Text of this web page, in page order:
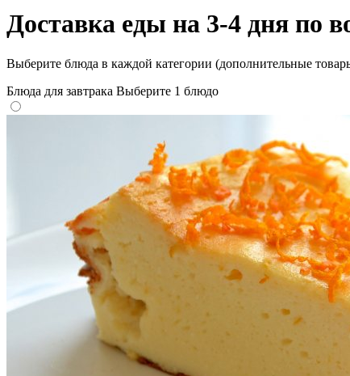
Доставка еды на 3-4 дня по
Выберите блюда в каждой категории (дополнительные
Блюда для завтрака Выберите 1 блюдо